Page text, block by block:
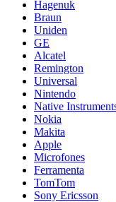
Hagenuk
Braun
Uniden
GE
Alcatel
Remington
Universal
Nintendo
Native
Nokia
Makita
Apple
Microfones
Ferramenta
TomTom
Sony Ericsson